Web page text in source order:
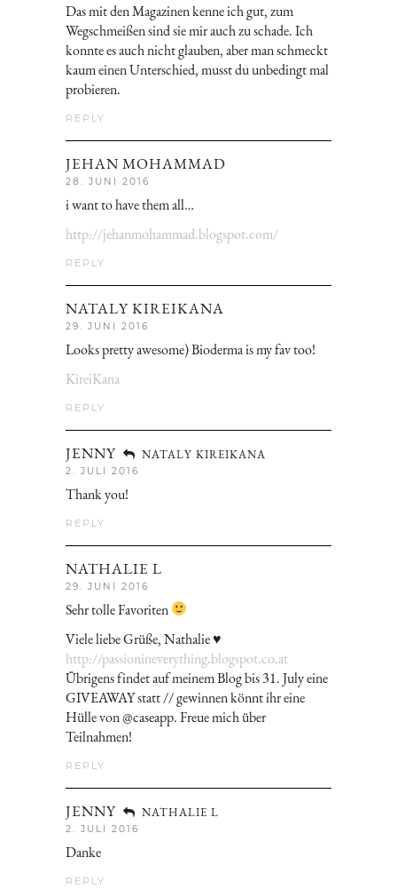
Das mit den Magazinen kenne ich gut, zum
Wegschmeißen sind sie mir auch zu schade. Ich
konnte es auch nicht glauben, aber man schmeckt
kaum einen Unterschied, musst du unbedingt mal
probieren.
REPLY
JEHAN MOHAMMAD
28. JUNI 2016
i want to have them all…
http://jehanmohammad.blogspot.com/
REPLY
NATALY KIREIKANA
29. JUNI 2016
Looks pretty awesome) Bioderma is my fav too!
KireiKana
REPLY
JENNY NATALY KIREIKANA
2. JULI 2016
Thank you!
REPLY
NATHALIE L
29. JUNI 2016
Sehr tolle Favoriten
Viele liebe Grüße, Nathalie ♥
http://passionineverything.blogspot.co.at
Übrigens findet auf meinem Blog bis 31. July eine
GIVEAWAY statt // gewinnen könnt ihr eine
Hülle von @caseapp. Freue mich über
Teilnahmen!
REPLY
JENNY NATHALIE L
2. JULI 2016
Danke
REPLY